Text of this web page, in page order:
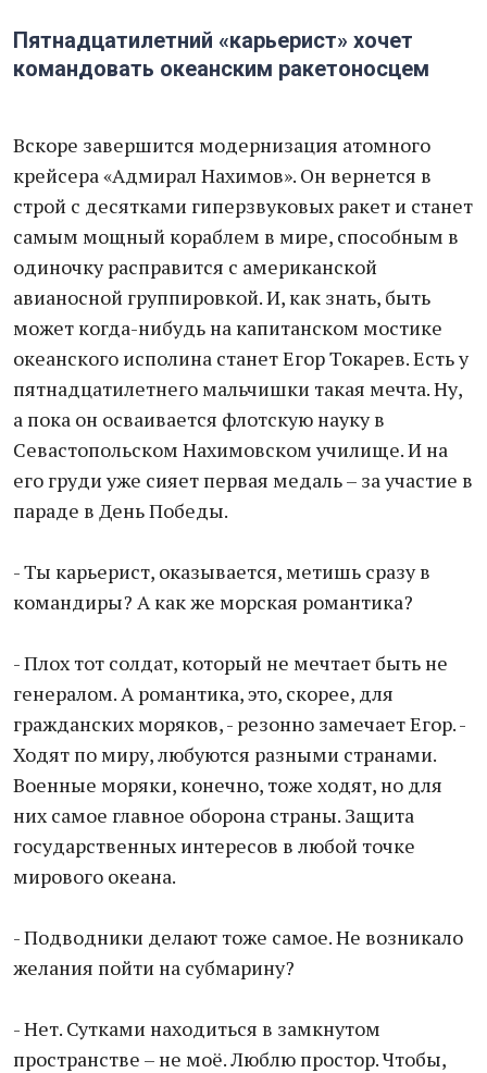
Пятнадцатилетний «карьерист» хочет
командовать океанским ракетоносцем
Вскоре завершится модернизация атомного
крейсера «Адмирал Нахимов». Он вернется в
строй с десятками гиперзвуковых ракет и станет
самым мощный кораблем в мире, способным в
одиночку расправится с американской
авианосной группировкой. И, как знать, быть
может когда-нибудь на капитанском мостике
океанского исполина станет Егор Токарев. Есть у
пятнадцатилетнего мальчишки такая мечта. Ну,
а пока он осваивается флотскую науку в
Севастопольском Нахимовском училище. И на
его груди уже сияет первая медаль – за участие в
параде в День Победы.
- Ты карьерист, оказывается, метишь сразу в
командиры? А как же морская романтика?
- Плох тот солдат, который не мечтает быть не
генералом. А романтика, это, скорее, для
гражданских моряков, - резонно замечает Егор. -
Ходят по миру, любуются разными странами.
Военные моряки, конечно, тоже ходят, но для
них самое главное оборона страны. Защита
государственных интересов в любой точке
мирового океана.
- Подводники делают тоже самое. Не возникало
желания пойти на субмарину?
- Нет. Сутками находиться в замкнутом
пространстве – не моё. Люблю простор. Чтобы,